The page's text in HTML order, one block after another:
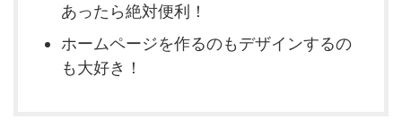
あったら絶対便利！
ホームページを作るのもデザインするの
も大好き！